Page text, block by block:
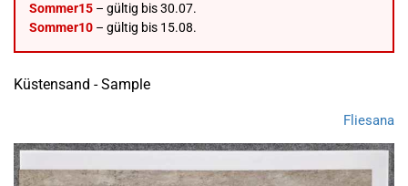
Sommer15 – gültig bis 30.07.
Sommer10 – gültig bis 15.08.
Küstensand - Sample
Fliesana